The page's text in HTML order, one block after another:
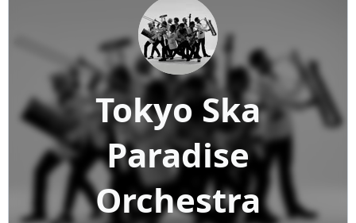
Tokyo Ska
Paradise
Orchestra